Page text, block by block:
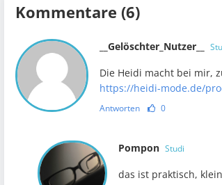
Kommentare (6)
__Gelöschter_Nutzer__
Die Heidi macht bei mir,
https://heidi-mode.de/
Antworten 0
Pompon Studi
das ist praktisch,